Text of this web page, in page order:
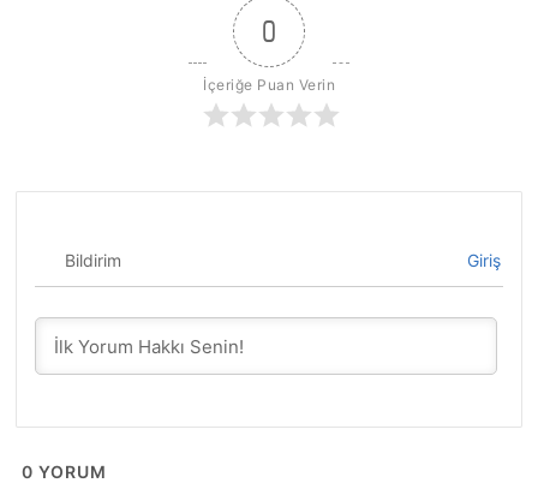
0
İçeriğe Puan Verin
Bildirim Giriş
0 YORUM